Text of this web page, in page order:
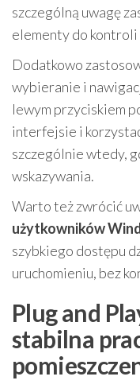
szczególną uwagę
elementy do kontroli
Dodatkowo
wybieranie i
lewym przyciskiem
interfejsie i
szczególnie wtedy,
wskazywania.
Warto też zwrócić
użytkowników
szybkiego dostępu
uruchomieniu, bez
Plug and
stabilna